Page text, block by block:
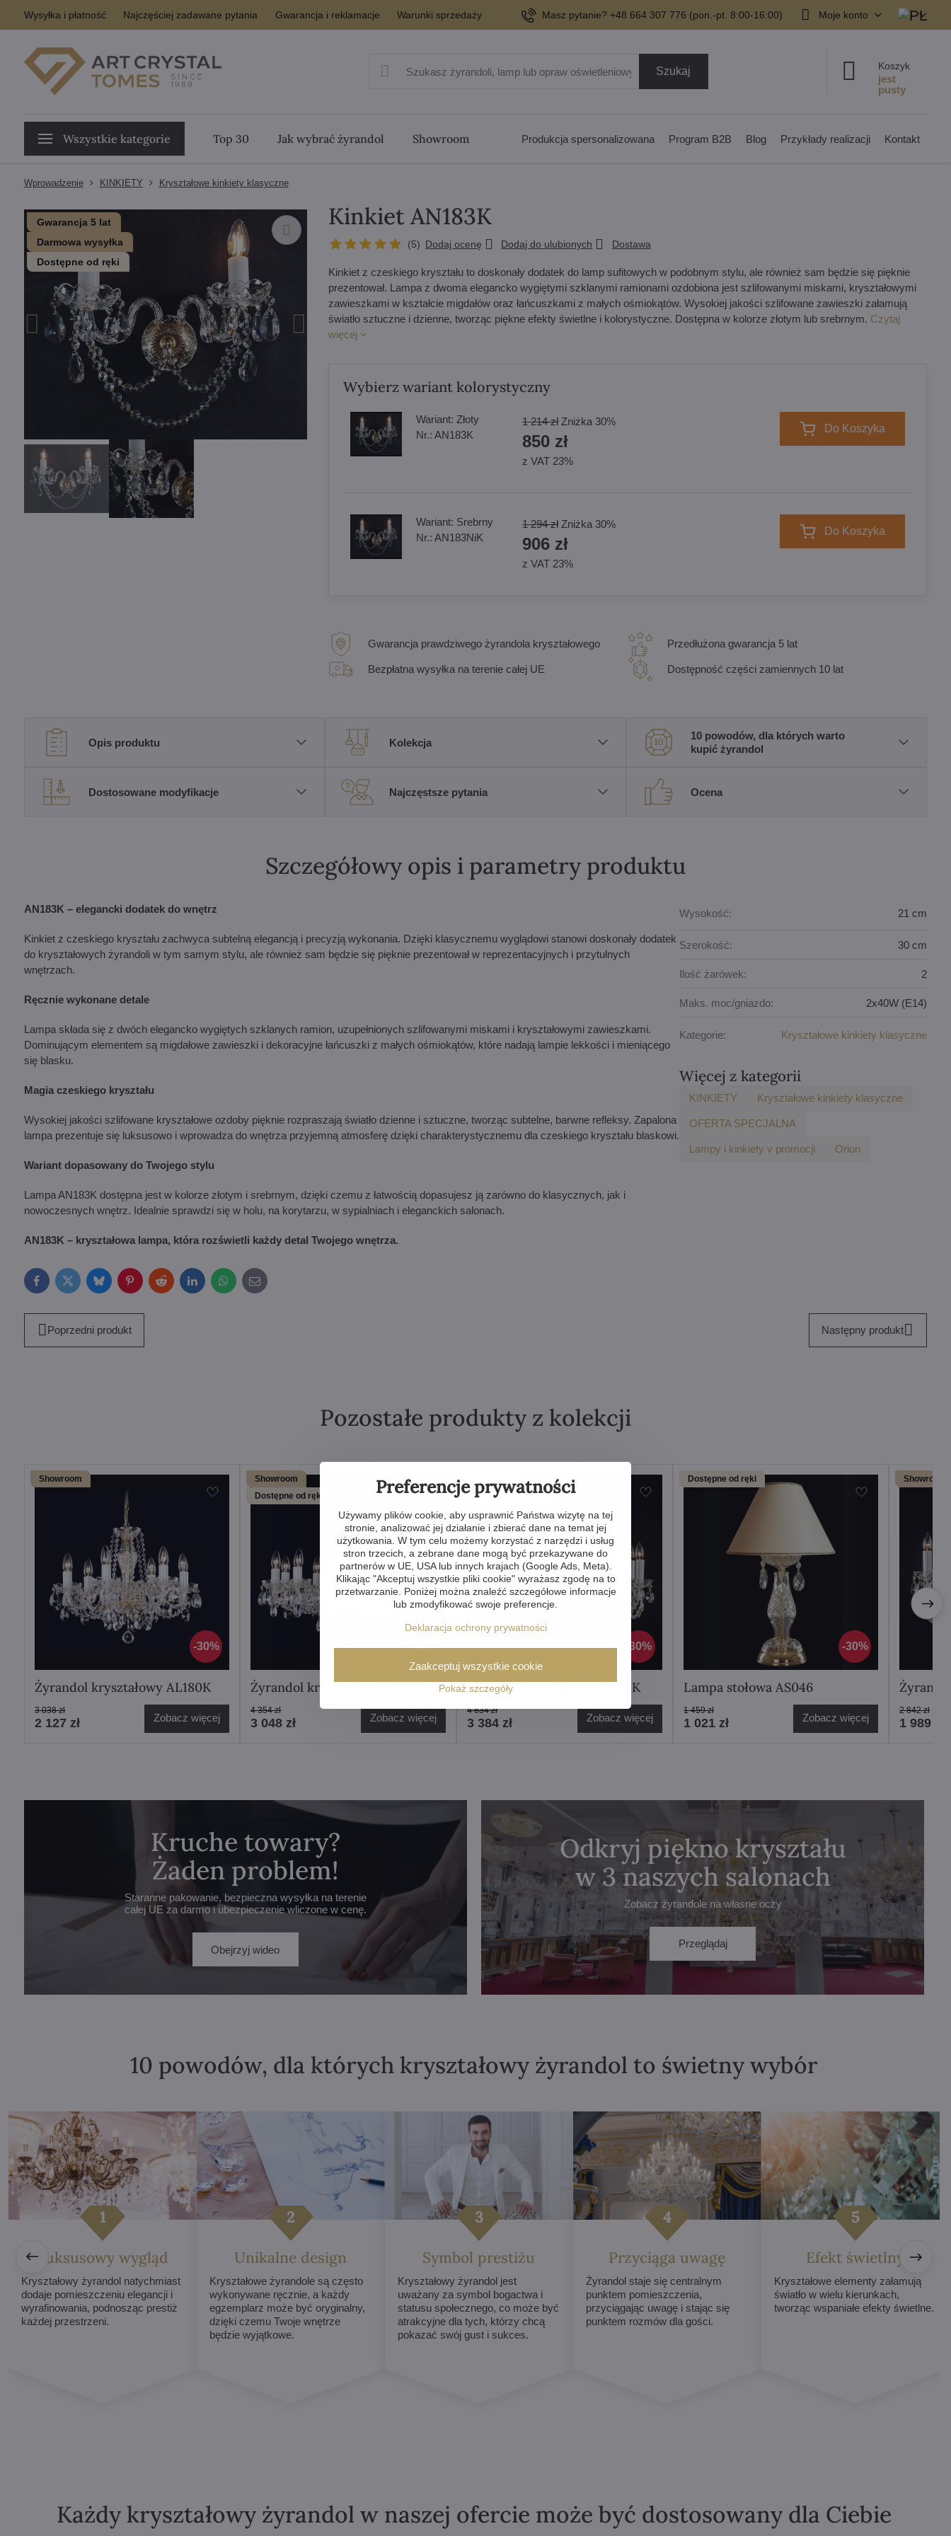
Wysyłka i płatność Najczęściej zadawane pytania Gwarancja i reklamacje Warunki sprzedaży Masz pytanie? +48 664 307 776 (pon.-pt. 8:00-16:00) Moje konto
Szukaj Koszyk
Wszystkie kategorie Top 30 Jak wybrać żyrandol Showroom Produkcja spersonalizowana Program B2B Blog Przykłady realizacji Kontakt
Wprowadzenie KINKIETY Kryształowe kinkiety klasyczne
Gwarancja 5 lat
Darmowa wysyłka
Dostępne od ręki
Kinkiet AN183K
(5) Dodaj ocenę Dodaj do ulubionych Dostawa
Kinkiet z czeskiego kryształu to doskonały dodatek do lamp sufitowych w podobnym stylu, ale również sam będzie się pięknie
prezentował. Lampa z dwoma elegancko wygiętymi szklanymi ramionami ozdobiona jest szlifowanymi miskami, kryształowymi
zawieszkami w kształcie migdałów oraz łańcuszkami z małych ośmiokątów. Wysokiej jakości szlifowane zawieszki załamują
światło sztuczne i dzienne, tworząc piękne efekty świetlne i kolorystyczne. Dostępna w kolorze złotym lub srebrnym. Czytaj
więcej
Wybierz wariant kolorystyczny
Wariant: Złoty
Nr.: AN183K
1 214 zł Zniżka 30%
850 zł
z VAT 23%
Do Koszyka
Wariant: Srebrny
Nr.: AN183NiK
1 294 zł Zniżka 30%
906 zł
z VAT 23%
Do Koszyka
Gwarancja prawdziwego żyrandola kryształowego
Bezpłatna wysyłka na terenie całej UE
Przedłużona gwarancja 5 lat
Dostępność części zamiennych 10 lat
Opis produktu Kolekcja
10 powodów, dla których warto
kupić żyrandol
Dostosowane modyfikacje Najczęstsze pytania Ocena
Szczegółowy opis i parametry produktu
AN183K – elegancki dodatek do wnętrz
Kinkiet z czeskiego kryształu zachwyca subtelną elegancją i precyzją wykonania. Dzięki klasycznemu wyglądowi stanowi doskonały dodatek
do kryształowych żyrandoli w tym samym stylu, ale również sam będzie się pięknie prezentował w reprezentacyjnych i przytulnych
wnętrzach.
Ręcznie wykonane detale
Lampa składa się z dwóch elegancko wygiętych szklanych ramion, uzupełnionych szlifowanymi miskami i kryształowymi zawieszkami.
Dominującym elementem są migdałowe zawieszki i dekoracyjne łańcuszki z małych ośmiokątów, które nadają lampie lekkości i mieniącego
się blasku.
Magia czeskiego kryształu
Wysokiej jakości szlifowane kryształowe ozdoby pięknie rozpraszają światło dzienne i sztuczne, tworząc subtelne, barwne refleksy. Zapalona
lampa prezentuje się luksusowo i wprowadza do wnętrza przyjemną atmosferę dzięki charakterystycznemu dla czeskiego kryształu blaskowi.
Wariant dopasowany do Twojego stylu
Lampa AN183K dostępna jest w kolorze złotym i srebrnym, dzięki czemu z łatwością dopasujesz ją zarówno do klasycznych, jak i
nowoczesnych wnętrz. Idealnie sprawdzi się w holu, na korytarzu, w sypialniach i eleganckich salonach.
AN183K – kryształowa lampa, która rozświetli każdy detal Twojego wnętrza.
FacebookTwitterBlueskyPinterestRedditLinkedInWhatsApp
E-
mail
Wysokość: 21 cm
Szerokość: 30 cm
Ilość żarówek: 2
Maks. moc/gniazdo: 2x40W (E14)
Kategorie: Kryształowe kinkiety klasyczne
Więcej z kategorii
KINKIETY Kryształowe kinkiety klasyczne
OFERTA SPECJALNA
Lampy i kinkiety v promocji Orion
Poprzedni produkt Następny produkt
Pozostałe produkty z kolekcji
30%
Showroom
Żyrandol kryształowy AL180K
2 127 zł
3 038 zł
Zobacz więcej
30%
Showroom
Dostępne od ręki
Żyrandol kryształowy AL179K
3 048 zł
4 354 zł
Zobacz więcej
30%
Dostępne od ręki
Żyrandol kryształowy AL181K
3 384 zł
4 834 zł
Zobacz więcej
30%
Dostępne od ręki
Lampa stołowa AS046
1 021 zł
1 459 zł
Zobacz więcej
Showroom
1 989 zł
2 842 zł
Kruche towary?
Żaden problem!
Staranne pakowanie, bezpieczna wysyłka na terenie
całej UE za darmo i ubezpieczenie wliczone w cenę.
Obejrzyj wideo
Odkryj piękno kryształu
w 3 naszych salonach
Zobacz żyrandole na własne oczy
Przeglądaj
10 powodów, dla których kryształowy żyrandol to świetny wybór
Luksusowy wygląd
Kryształowy żyrandol natychmiast
dodaje pomieszczeniu elegancji i
wyrafinowania, podnosząc prestiż
każdej przestrzeni.
Unikalne design
Kryształowe żyrandole są często
wykonywane ręcznie, a każdy
egzemplarz może być oryginalny,
dzięki czemu Twoje wnętrze
będzie wyjątkowe.
Symbol prestiżu
Kryształowy żyrandol jest
uważany za symbol bogactwa i
statusu społecznego, co może być
atrakcyjne dla tych, którzy chcą
pokazać swój gust i sukces.
Przyciąga uwagę
Żyrandol staje się centralnym
punktem pomieszczenia,
przyciągając uwagę i stając się
punktem rozmów dla gości.
Efekt świetlny
Kryształowe elementy załamują
światło w wielu kierunkach,
tworząc wspaniałe efekty świetlne.
Każdy kryształowy żyrandol w naszej ofercie może być dostosowany dla Ciebie
Preferencje prywatności
Używamy plików cookie, aby usprawnić Państwa wizytę na tej
stronie, analizować jej działanie i zbierać dane na temat jej
użytkowania. W tym celu możemy korzystać z narzędzi i usług
stron trzecich, a zebrane dane mogą być przekazywane do
partnerów w UE, USA lub innych krajach (Google Ads, Meta).
Klikając "Akceptuj wszystkie pliki cookie" wyrażasz zgodę na to
przetwarzanie. Poniżej można znaleźć szczegółowe informacje
lub zmodyfikować swoje preferencje.
Deklaracja ochrony prywatności
Pokaż szczegóły
Zaakceptuj wszystkie cookie